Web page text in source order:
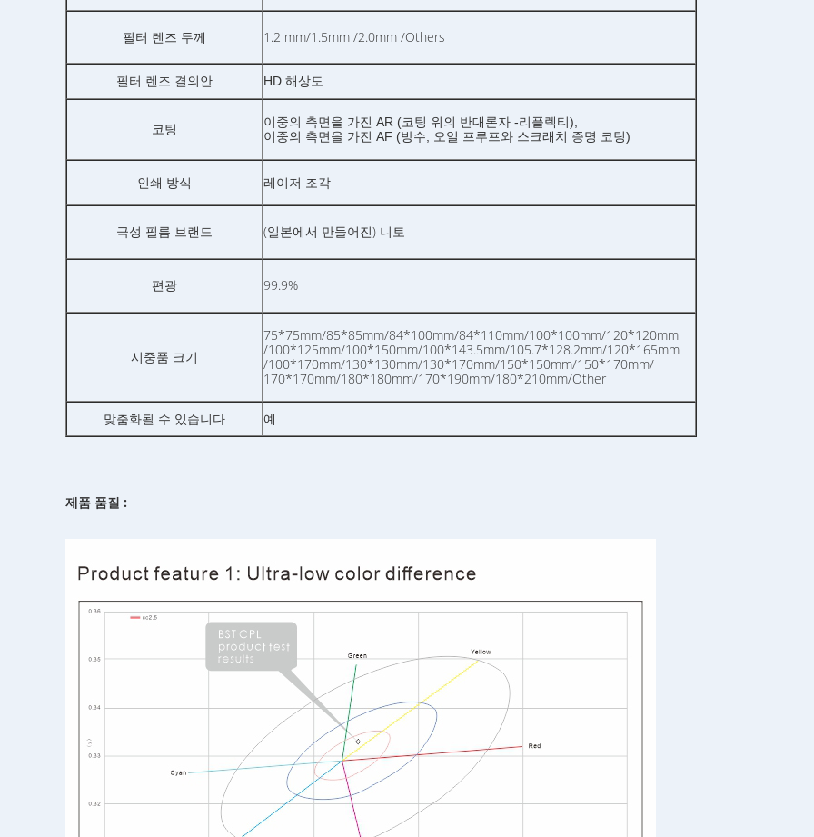
필터 렌즈 두께 1.2 mm/1.5mm /2.0mm /Others
필터 렌즈 결의안 HD 해상도
코팅 이중의 측면을 가진 AR (코팅 위의 반대론자 -리플렉티),
이중의 측면을 가진 AF (방수, 오일 프루프와 스크래치 증명 코팅)
인쇄 방식 레이저 조각
극성 필름 브랜드 (일본에서 만들어진) 니토
편광 99.9%
시중품 크기
75*75mm/85*85mm/84*100mm/84*110mm/100*100mm/120*120mm
/100*125mm/100*150mm/100*143.5mm/105.7*128.2mm/120*165mm
/100*170mm/130*130mm/130*170mm/150*150mm/150*170mm/
170*170mm/180*180mm/170*190mm/180*210mm/Other
맞춤화될 수 있습니다 예
제품 품질 :